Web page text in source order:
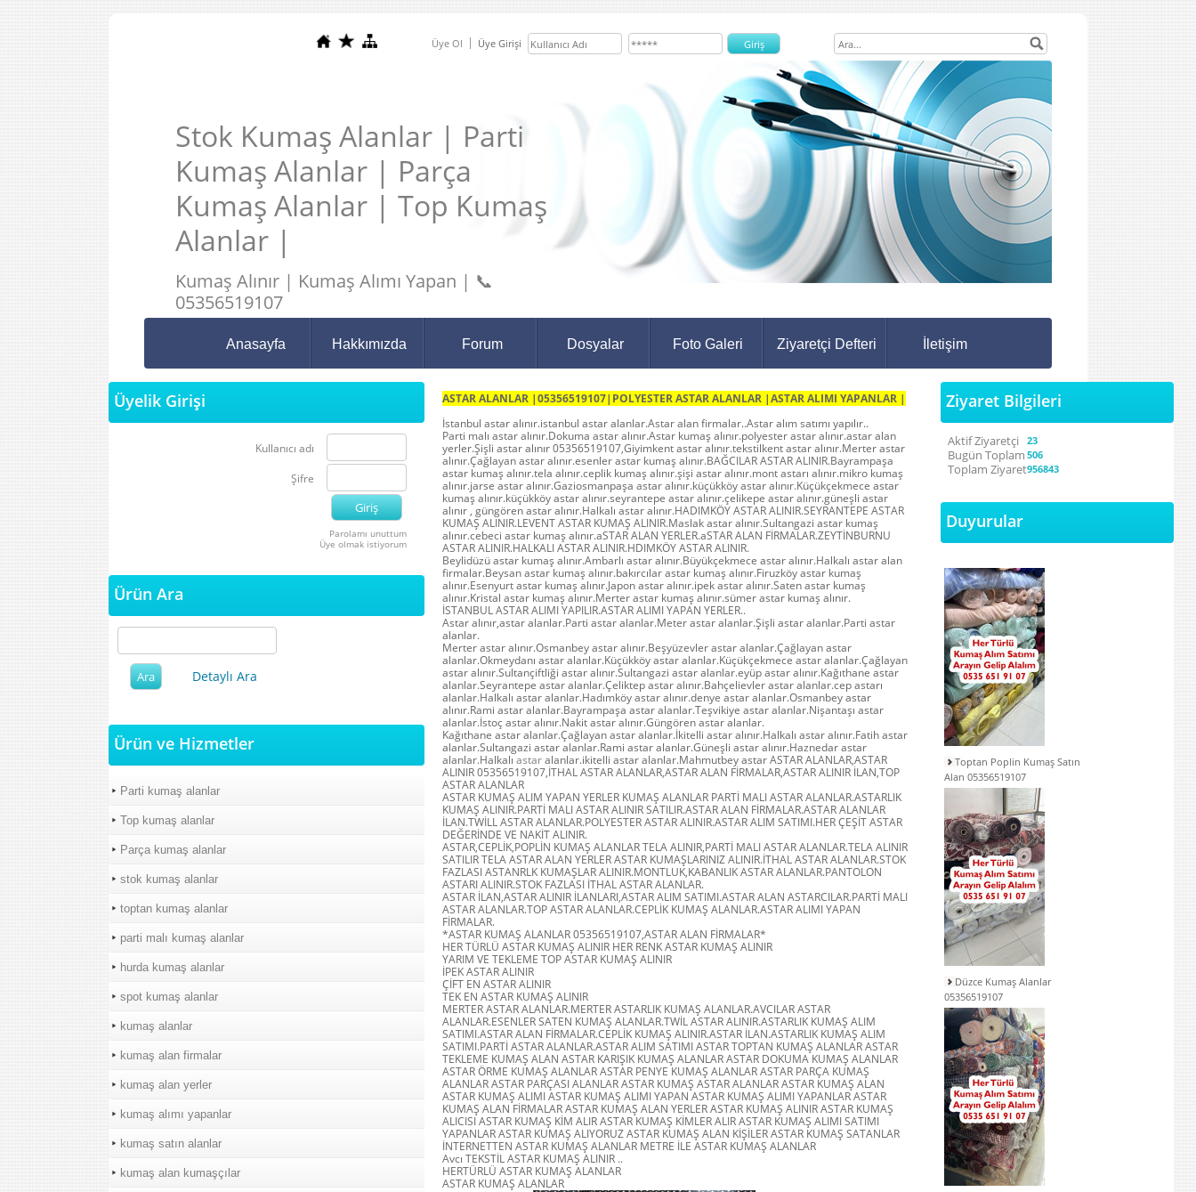
Üye Ol Üye Girişi
Stok Kumaş Alanlar | Parti
Kumaş Alanlar | Parça
Kumaş Alanlar | Top Kumaş
Alanlar |
Kumaş Alınır | Kumaş Alımı Yapan | 📞
05356519107
Anasayfa Hakkımızda Forum Dosyalar Foto Galeri Ziyaretçi Defteri İletişim
Üyelik Girişi
Kullanıcı adı
Şifre
Parolamı unuttum
Üye olmak istiyorum
Ürün Ara
Detaylı Ara
Ürün ve Hizmetler
Parti kumaş alanlar
Top kumaş alanlar
Parça kumaş alanlar
stok kumaş alanlar
toptan kumaş alanlar
parti malı kumaş alanlar
hurda kumaş alanlar
spot kumaş alanlar
kumaş alanlar
kumaş alan firmalar
kumaş alan yerler
kumaş alımı yapanlar
kumaş satın alanlar
kumaş alan kumaşçılar
ASTAR ALANLAR |05356519107|POLYESTER ASTAR ALANLAR |ASTAR ALIMI YAPANLAR |
İstanbul astar alınır.istanbul astar alanlar.Astar alan firmalar..Astar alım satımı yapılır..
Parti malı astar alınır.Dokuma astar alınır.Astar kumaş alınır.polyester astar alınır.astar alan
yerler.Şişli astar alınır 05356519107,Giyimkent astar alınır.tekstilkent astar alınır.Merter astar
alınır.Çağlayan astar alınır.esenler astar kumaş alınır.BAĞCILAR ASTAR ALINIR.Bayrampaşa
astar kumaş alınır.tela alınır.ceplik kumaş alınır.şişi astar alınır.mont astarı alınır.mikro kumaş
alınır.jarse astar alınır.Gaziosmanpaşa astar alınır.küçükköy astar alınır.Küçükçekmece astar
kumaş alınır.küçükköy astar alınır.seyrantepe astar alınır.çelikepe astar alınır.güneşli astar
alınır , güngören astar alınır.Halkalı astar alınır.HADIMKÖY ASTAR ALINIR.SEYRANTEPE ASTAR
KUMAŞ ALINIR.LEVENT ASTAR KUMAŞ ALINIR.Maslak astar alınır.Sultangazi astar kumaş
alınır.cebeci astar kumaş alınır.aSTAR ALAN YERLER.aSTAR ALAN FİRMALAR.ZEYTİNBURNU
ASTAR ALINIR.HALKALI ASTAR ALINIR.HDIMKÖY ASTAR ALINIR.
Beylidüzü astar kumaş alınır.Ambarlı astar alınır.Büyükçekmece astar alınır.Halkalı astar alan
firmalar.Beysan astar kumaş alınır.bakırcılar astar kumaş alınır.Firuzköy astar kumaş
alınır.Esenyurt astar kumaş alınır.Japon astar alınır.ipek astar alınır.Saten astar kumaş
alınır.Kristal astar kumaş alınır.Merter astar kumaş alınır.sümer astar kumaş alınır.
İSTANBUL ASTAR ALIMI YAPILIR.ASTAR ALIMI YAPAN YERLER..
Astar alınır,astar alanlar.Parti astar alanlar.Meter astar alanlar.Şişli astar alanlar.Parti astar
alanlar.
Merter astar alınır.Osmanbey astar alınır.Beşyüzevler astar alanlar.Çağlayan astar
alanlar.Okmeydanı astar alanlar.Küçükköy astar alanlar.Küçükçekmece astar alanlar.Çağlayan
astar alınır.Sultançiftliği astar alınır.Sultangazi astar alanlar.eyüp astar alınır.Kağıthane astar
alanlar.Seyrantepe astar alanlar.Çeliktep astar alınır.Bahçelievler astar alanlar.cep astarı
alanlar.Halkalı astar alanlar.Hadımköy astar alınır.denye astar alanlar.Osmanbey astar
alınır.Rami astar alanlar.Bayrampaşa astar alanlar.Teşvikiye astar alanlar.Nişantaşı astar
alanlar.İstoç astar alınır.Nakit astar alınır.Güngören astar alanlar.
Kağıthane astar alanlar.Çağlayan astar alanlar.İkitelli astar alınır.Halkalı astar alınır.Fatih astar
alanlar.Sultangazi astar alanlar.Rami astar alanlar.Güneşli astar alınır.Haznedar astar
alanlar.Halkalı astaralanlar.ikitelli astar alanlar.Mahmutbey astar ASTAR ALANLAR,ASTAR
ALINIR 05356519107,İTHAL ASTAR ALANLAR,ASTAR ALAN FİRMALAR,ASTAR ALINIR İLAN,TOP
ASTAR ALANLAR
ASTAR KUMAŞ ALIM YAPAN YERLER KUMAŞ ALANLAR PARTİ MALI ASTAR ALANLAR.ASTARLIK
KUMAŞ ALINIR.PARTİ MALI ASTAR ALINIR SATILIR.ASTAR ALAN FİRMALAR.ASTAR ALANLAR
İLAN.TWİLL ASTAR ALANLAR.POLYESTER ASTAR ALINIR.ASTAR ALIM SATIMI.HER ÇEŞİT ASTAR
DEĞERİNDE VE NAKİT ALINIR.
ASTAR,CEPLİK,POPLİN KUMAŞ ALANLAR TELA ALINIR,PARTİ MALI ASTAR ALANLAR.TELA ALINIR
SATILIR TELA ASTAR ALAN YERLER ASTAR KUMAŞLARINIZ ALINIR.İTHAL ASTAR ALANLAR.STOK
FAZLASI ASTANRLK KUMAŞLAR ALINIR.MONTLUK,KABANLIK ASTAR ALANLAR.PANTOLON
ASTARI ALINIR.STOK FAZLASI İTHAL ASTAR ALANLAR.
ASTAR İLAN,ASTAR ALINIR İLANLARI,ASTAR ALIM SATIMI.ASTAR ALAN ASTARCILAR.PARTİ MALI
ASTAR ALANLAR.TOP ASTAR ALANLAR.CEPLİK KUMAŞ ALANLAR.ASTAR ALIMI YAPAN
FİRMALAR.
*ASTAR KUMAŞ ALANLAR 05356519107,ASTAR ALAN FİRMALAR*
HER TÜRLÜ ASTAR KUMAŞ ALINIR HER RENK ASTAR KUMAŞ ALINIR
YARIM VE TEKLEME TOP ASTAR KUMAŞ ALINIR
İPEK ASTAR ALINIR
ÇİFT EN ASTAR ALINIR
TEK EN ASTAR KUMAŞ ALINIR
MERTER ASTAR ALANLAR.MERTER ASTARLIK KUMAŞ ALANLAR.AVCILAR ASTAR
ALANLAR.ESENLER SATEN KUMAŞ ALANLAR.TWİL ASTAR ALINIR.ASTARLIK KUMAŞ ALIM
SATIMI.ASTAR ALAN FİRMALAR.CEPLİK KUMAŞ ALINIR.ASTAR İLAN.ASTARLIK KUMAŞ ALIM
SATIMI.PARTİ ASTAR ALANLAR.ASTAR ALIM SATIMI ASTAR TOPTAN KUMAŞ ALANLAR ASTAR
TEKLEME KUMAŞ ALAN ASTAR KARIŞIK KUMAŞ ALANLAR ASTAR DOKUMA KUMAŞ ALANLAR
ASTAR ÖRME KUMAŞ ALANLAR ASTAR PENYE KUMAŞ ALANLAR ASTAR PARÇA KUMAŞ
ALANLAR ASTAR PARÇASI ALANLAR ASTAR KUMAŞ ASTAR ALANLAR ASTAR KUMAŞ ALAN
ASTAR KUMAŞ ALIMI ASTAR KUMAŞ ALIMI YAPAN ASTAR KUMAŞ ALIMI YAPANLAR ASTAR
KUMAŞ ALAN FİRMALAR ASTAR KUMAŞ ALAN YERLER ASTAR KUMAŞ ALINIR ASTAR KUMAŞ
ALICISI ASTAR KUMAŞ KİM ALIR ASTAR KUMAŞ KİMLER ALIR ASTAR KUMAŞ ALIMI SATIMI
YAPANLAR ASTAR KUMAŞ ALIYORUZ ASTAR KUMAŞ ALAN KİŞİLER ASTAR KUMAŞ SATANLAR
İNTERNETTEN ASTAR KUMAŞ ALANLAR METRE İLE ASTAR KUMAŞ ALANLAR
Avcı TEKSTİL ASTAR KUMAŞ ALINIR ..
HERTÜRLÜ ASTAR KUMAŞ ALANLAR
ASTAR KUMAŞ ALANLAR
Ziyaret Bilgileri
Aktif Ziyaretçi 23
Bugün Toplam 506
Toplam Ziyaret956843
Duyurular
Toptan Poplin Kumaş Satın
Alan 05356519107
Düzce Kumaş Alanlar
05356519107